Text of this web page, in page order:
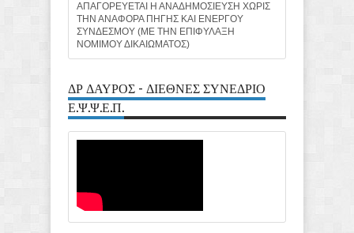
ΑΠΑΓΟΡΕΥΕΤΑΙ Η ΑΝΑΔΗΜΟΣΙΕΥΣΗ ΧΩΡΙΣ
ΤΗΝ ΑΝΑΦΟΡΑ ΠΗΓΗΣ ΚΑΙ ΕΝΕΡΓΟΥ
ΣΥΝΔΕΣΜΟΥ (ΜΕ ΤΗΝ ΕΠΙΦΥΛΑΞΗ
ΝΟΜΙΜΟΥ ΔΙΚΑΙΩΜΑΤΟΣ)
ΔΡ ΔΑΥΡΟΣ - ΔΙΕΘΝΕΣ ΣΥΝΕΔΡΙΟ
Ε.Ψ.Ψ.Ε.Π.